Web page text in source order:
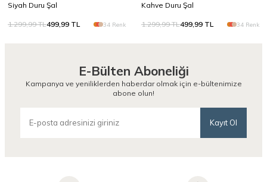
Siyah Duru Şal
1.299,99TL499,99 TL 34 Renk
Kahve Duru Şal
1.299,99TL499,99 TL 34 Renk
E-Bülten Aboneliği
Kampanya ve yeniliklerden haberdar olmak için e-bültenimize
abone olun!
Kayıt Ol